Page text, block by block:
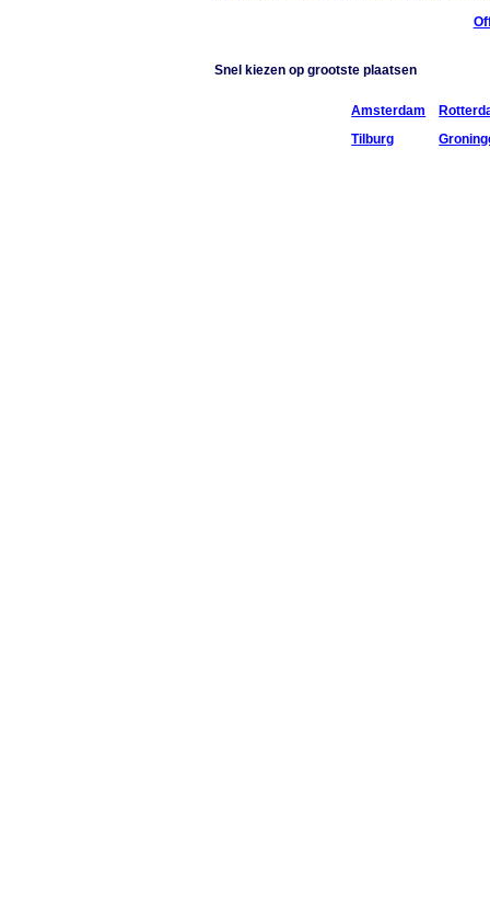
Snel kiezen op grootste plaatsen
Amsterdam
Tilburg